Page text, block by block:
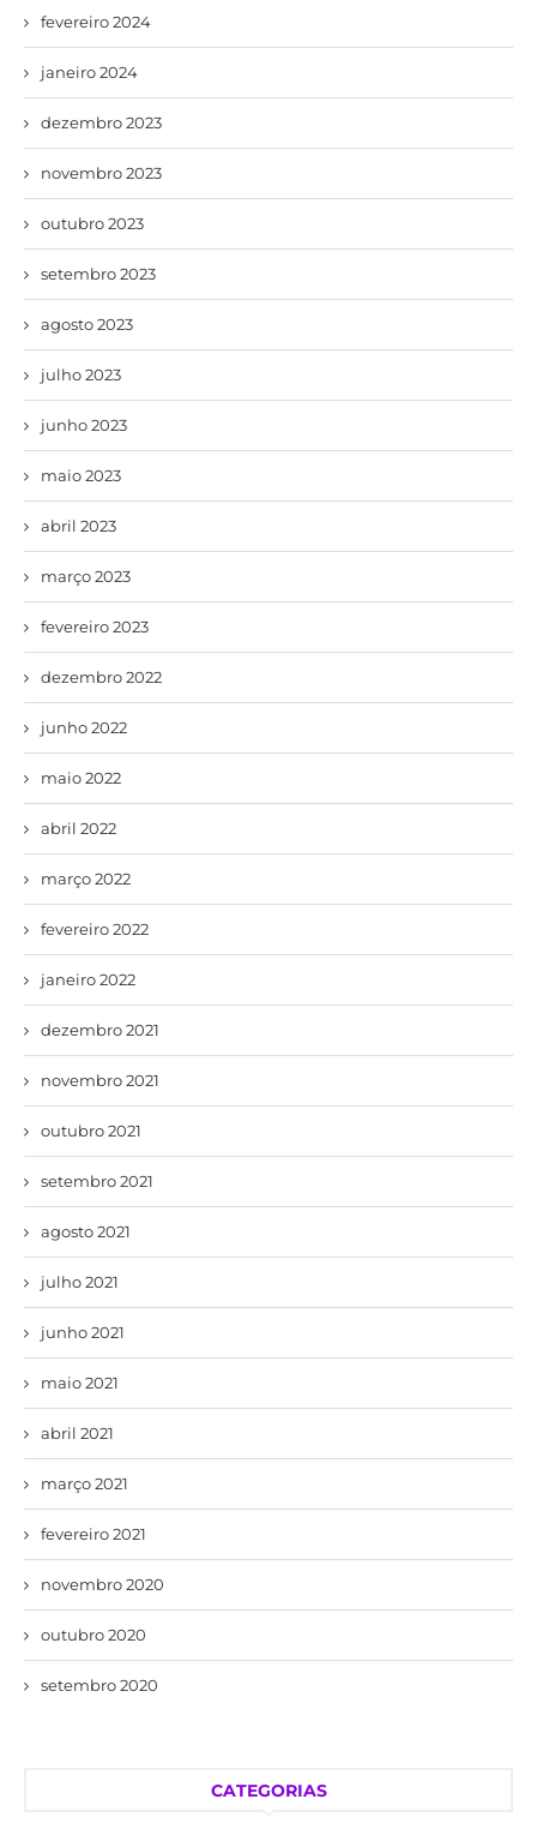
fevereiro 2024
janeiro 2024
dezembro 2023
novembro 2023
outubro 2023
setembro 2023
agosto 2023
julho 2023
junho 2023
maio 2023
abril 2023
março 2023
fevereiro 2023
dezembro 2022
junho 2022
maio 2022
abril 2022
março 2022
fevereiro 2022
janeiro 2022
dezembro 2021
novembro 2021
outubro 2021
setembro 2021
agosto 2021
julho 2021
junho 2021
maio 2021
abril 2021
março 2021
fevereiro 2021
novembro 2020
outubro 2020
setembro 2020
CATEGORIAS